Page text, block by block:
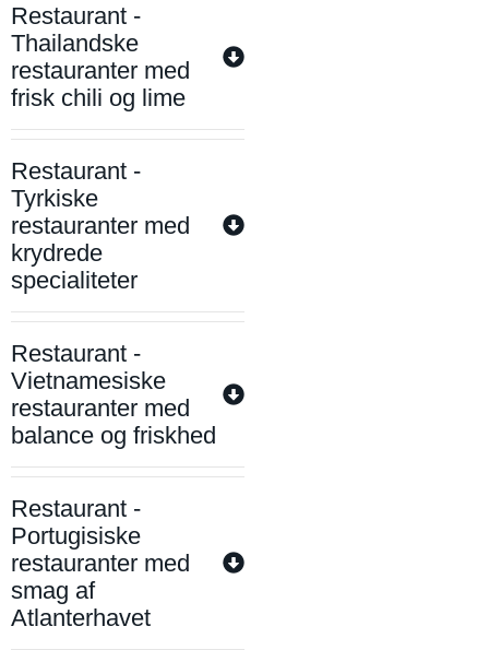
Restaurant -
Thailandske
restauranter med
frisk chili og lime
Restaurant -
Tyrkiske
restauranter med
krydrede
specialiteter
Restaurant -
Vietnamesiske
restauranter med
balance og friskhed
Restaurant -
Portugisiske
restauranter med
smag af
Atlanterhavet